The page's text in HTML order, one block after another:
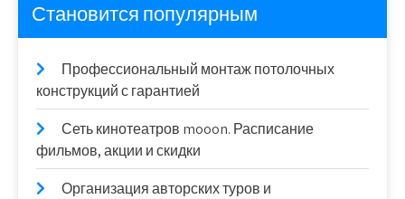
Становится популярным
Профессиональный монтаж потолочных
конструкций с гарантией
Сеть кинотеатров mooon. Расписание
фильмов, акции и скидки
Организация авторских туров и